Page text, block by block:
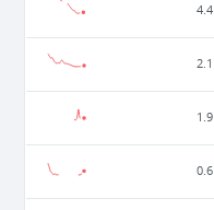
4.4
2.1
1.9
0.6